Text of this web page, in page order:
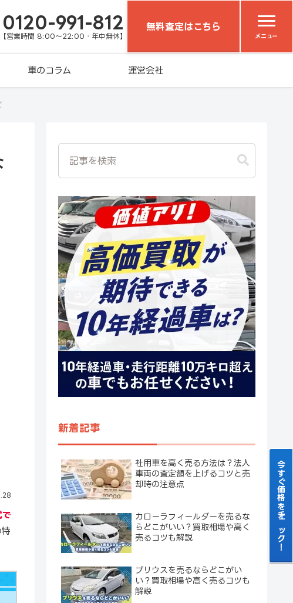
0120-991-812
【営業時間 8:00～22:00・年中無休】
無料査定はこちら
メニュー
車のコラム 運営会社
で
新着記事
社用車を高く売る方法は？法人
車両の査定額を上げるコツと売
却時の注意点
カローラフィールダーを売るな
らどこがいい？買取相場や高く
売るコツも解説
プリウスを売るならどこがい
い？買取相場や高く売るコツも
解説
今すぐ価格をチェック！